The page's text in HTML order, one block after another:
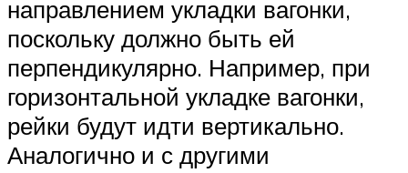
направлением укладки вагонки,
поскольку должно быть ей
перпендикулярно. Например, при
горизонтальной укладке вагонки,
рейки будут идти вертикально.
Аналогично и с другими